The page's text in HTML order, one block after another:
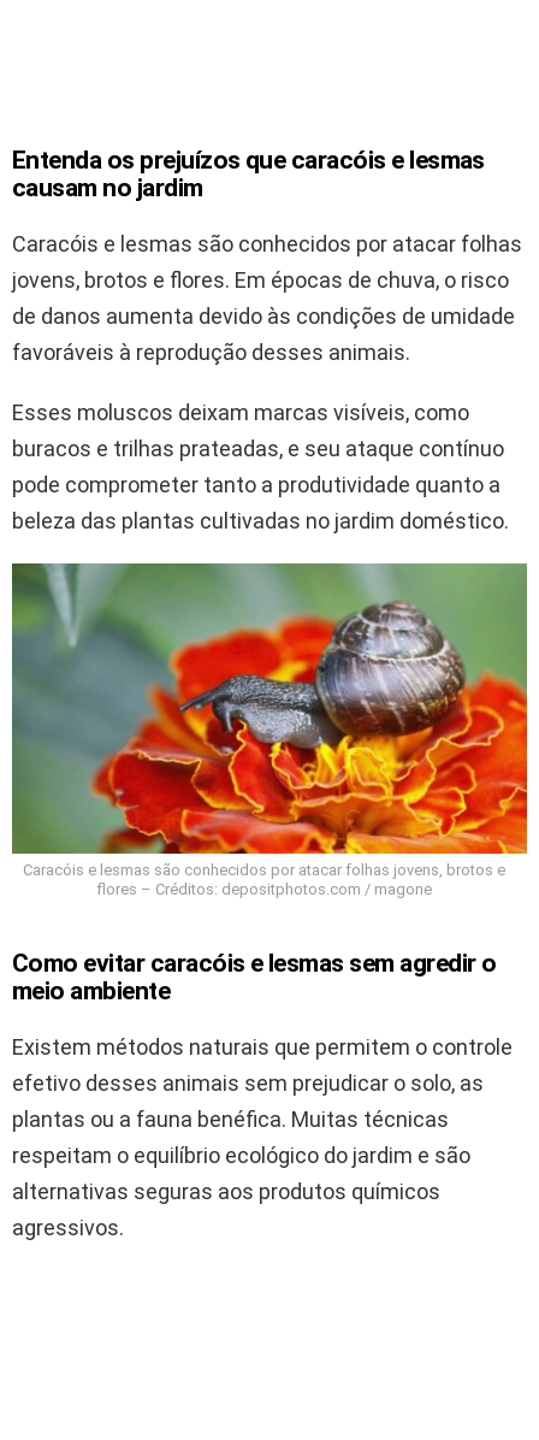
Entenda os prejuízos que caracóis e lesmas
causam no jardim
Caracóis e lesmas são conhecidos por atacar folhas
jovens, brotos e flores. Em épocas de chuva, o risco
de danos aumenta devido às condições de umidade
favoráveis à reprodução desses animais.
Esses moluscos deixam marcas visíveis, como
buracos e trilhas prateadas, e seu ataque contínuo
pode comprometer tanto a produtividade quanto a
beleza das plantas cultivadas no jardim doméstico.
Caracóis e lesmas são conhecidos por atacar folhas jovens, brotos e
flores – Créditos: depositphotos.com / magone
Como evitar caracóis e lesmas sem agredir o
meio ambiente
Existem métodos naturais que permitem o controle
efetivo desses animais sem prejudicar o solo, as
plantas ou a fauna benéfica. Muitas técnicas
respeitam o equilíbrio ecológico do jardim e são
alternativas seguras aos produtos químicos
agressivos.